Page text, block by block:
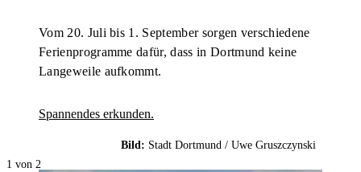
Vom 20. Juli bis 1. September sorgen verschiedene
Ferienprogramme dafür, dass in Dortmund keine
Langeweile aufkommt.
Spannendes erkunden.
Bild: Stadt Dortmund / Uwe Gruszczynski
1 von 2